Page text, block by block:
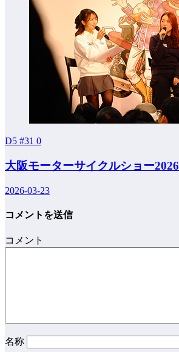
D5 #31 0
大阪モーターサイクルショー2026
2026-03-23
コメントを送信
コメント
名称